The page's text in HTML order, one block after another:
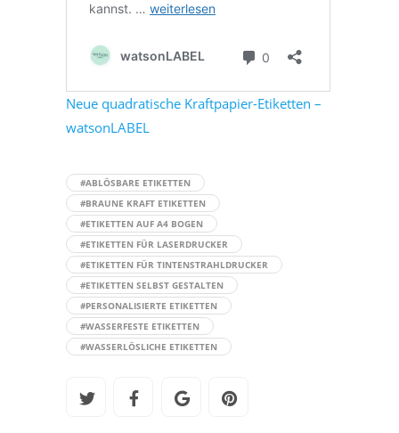
Neue quadratische Kraftpapier-Etiketten –
watsonLABEL
#ABLÖSBARE ETIKETTEN
#BRAUNE KRAFT ETIKETTEN
#ETIKETTEN AUF A4 BOGEN
#ETIKETTEN FÜR LASERDRUCKER
#ETIKETTEN FÜR TINTENSTRAHLDRUCKER
#ETIKETTEN SELBST GESTALTEN
#PERSONALISIERTE ETIKETTEN
#WASSERFESTE ETIKETTEN
#WASSERLÖSLICHE ETIKETTEN